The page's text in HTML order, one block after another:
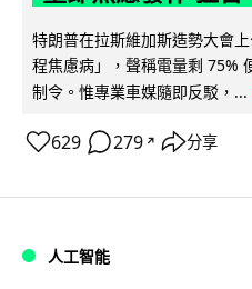
特朗普在拉斯維加斯造勢大會
程焦慮病」，聲稱電量剩 75%
制令。惟專業車媒隨即反駁，...
629 279 ↗ 分享
人工智能